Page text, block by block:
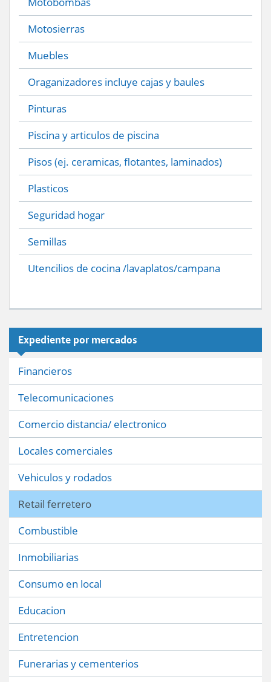
Motosierras
Muebles
Oraganizadores incluye cajas y baules
Pinturas
Piscina y articulos de piscina
Pisos (ej. ceramicas, flotantes, laminados)
Plasticos
Seguridad hogar
Semillas
Utencilios de cocina /lavaplatos/campana
Expediente por mercados
Financieros
Telecomunicaciones
Comercio distancia/ electronico
Locales comerciales
Vehiculos y rodados
Retail ferretero
Combustible
Inmobiliarias
Consumo en local
Educacion
Entretencion
Funerarias y cementerios